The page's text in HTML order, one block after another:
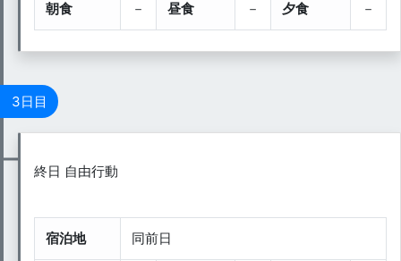
朝食 － 昼食 － 夕食 －
3日目
終日 自由行動
宿泊地 同前日